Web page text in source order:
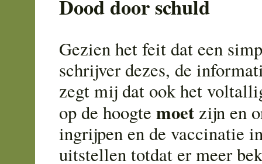
Dood door schuld
Gezien het feit dat een
schrijver dezes, de
zegt mij dat ook het
op de hoogte moetzijn en
ingrijpen en de vaccinatie
uitstellen totdat er meer